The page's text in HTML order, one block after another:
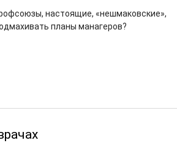
настоящие, «нешмаковские»,
планы манагеров?